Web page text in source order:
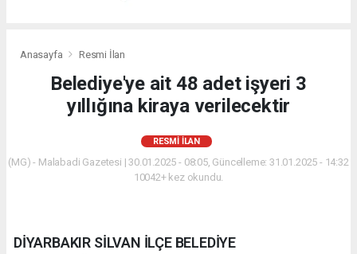
Anasayfa Resmi İlan
Belediye'ye ait 48 adet işyeri 3
yıllığına kiraya verilecektir
RESMI İLAN
(MG) - Malabadi Gazetesi | 30.01.2025 - 08:05, Güncelleme: 31.01.2025 - 14:32
10042+ kez okundu.
DİYARBAKIR SİLVAN İLÇE BELEDİYE